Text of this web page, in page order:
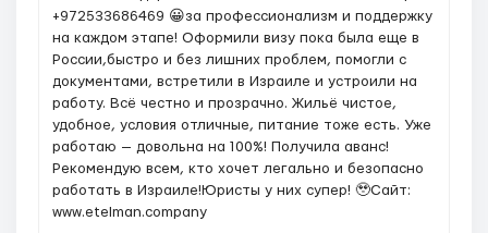
+972533686469 😀за профессионализм и поддержку
на каждом этапе! Оформили визу пока была еще в
России,быстро и без лишних проблем, помогли с
документами, встретили в Израиле и устроили на
работу. Всё честно и прозрачно. Жильё чистое,
удобное, условия отличные, питание тоже есть. Уже
работаю — довольна на 100%! Получила аванс!
Рекомендую всем, кто хочет легально и безопасно
работать в Израиле!Юристы у них супер! 🥹Сайт:
www.etelman.company